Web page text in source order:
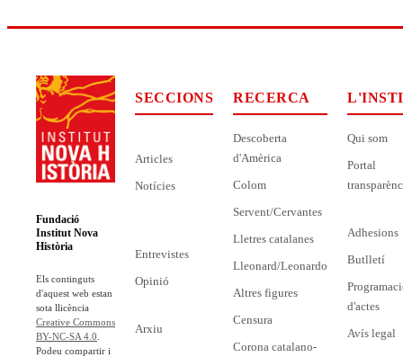
Fundació
Institut Nova
Història
Els continguts
d'aquest web estan
sota llicència
Creative Commons
BY-NC-SA 4.0
Podeu compartir i
SECCIONS
Articles
Notícies
Entrevistes
Opinió
Arxiu
RECERCA
Descoberta
d'Amèrica
Colom
Servent/Cervantes
Lletres catalanes
Lleonard/Leonardo
Altres figures
Censura
Corona catalano-
Qui som
Portal
Adhesions
Butlletí
d'actes
Avís legal